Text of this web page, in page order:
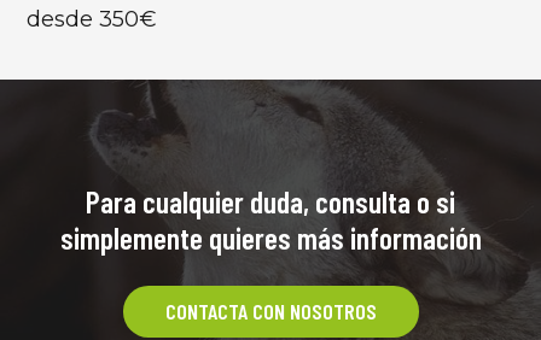
desde 350€
Para cualquier duda, consulta o si
simplemente quieres más información
CONTACTA CON NOSOTROS